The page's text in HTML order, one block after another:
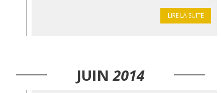
LIRE LA SUITE
JUIN 2014